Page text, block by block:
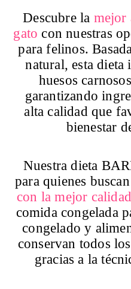
Descubre la mejor
gato con nuestras
para felinos.
natural, esta dieta
huesos
garantizando
alta calidad que
bienestar
Nuestra dieta
para quienes
con la mejor calidad
comida congelada
congelado y
conservan todos
gracias a la